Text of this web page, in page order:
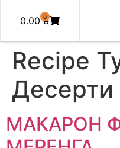
0.00₴
0
Recipe
Десерти
МАКАРОН